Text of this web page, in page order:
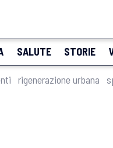
SALUTE STORIE
rigenerazione urbana